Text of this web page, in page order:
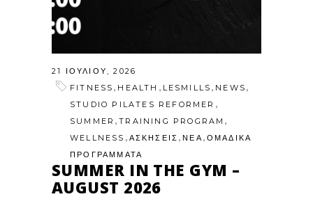
21 ΙΟΥΛΊΟΥ, 2026
FITNESS , HEALTH , LESMILLS , NEWS ,
STUDIO PILATES REFORMER ,
SUMMER ,TRAINING PROGRAM ,
WELLNESS , ΑΣΚΗΣΕΙΣ ,ΝΕΑ , ΟΜΑΔΙΚΑ
ΠΡΟΓΡΑΜΜΑΤΑ
SUMMER IN THE GYM –
AUGUST 2026